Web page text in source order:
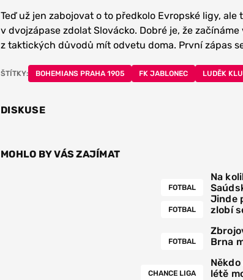
Teď už jen zabojovat o to předkolo Evropské ligy,
v dvojzápase zdolat Slovácko. Dobré je, že
z taktických důvodů mít odvetu doma. První zápas
ŠTÍTKY: BOHEMIANS PRAHA 1905 FK JABLONEC LUDĚK
DISKUSE
MOHLO BY VÁS ZAJÍMAT
FOTBAL
Na
FOTBAL
Jinde
zlobí
FOTBAL
Brna
CHANCE LIGA
létě